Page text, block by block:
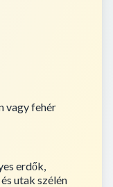
vagy fehér
erdők,
utak szélén